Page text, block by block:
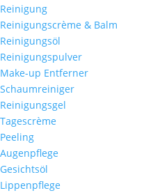
Reinigung
Reinigungscrème & Balm
Reinigungsöl
Reinigungspulver
Make-up Entferner
Schaumreiniger
Reinigungsgel
Tagescrème
Peeling
Augenpflege
Gesichtsöl
Lippenpflege